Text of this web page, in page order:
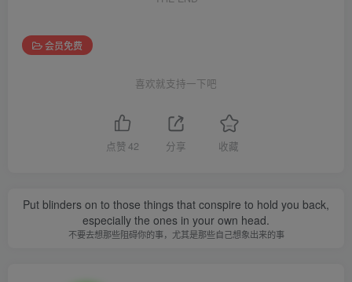
会员免费
喜欢就支持一下吧
点赞42 分享 收藏
Put blinders on to those things that conspire to hold you back,
especially the ones in your own head.
不要去想那些阻碍你的事，尤其是那些自己想象出来的事